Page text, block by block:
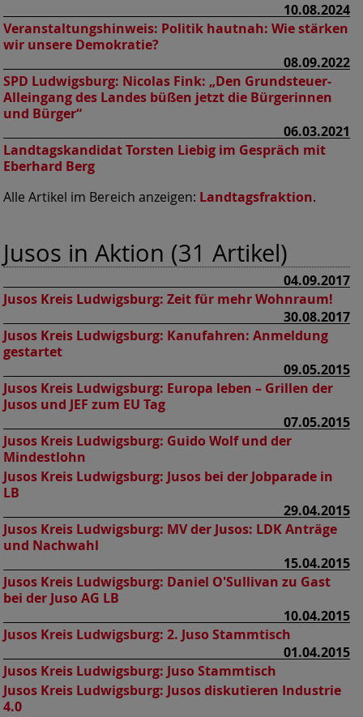
10.08.2024
Veranstaltungshinweis: Politik hautnah: Wie stärken
wir unsere Demokratie?
08.09.2022
SPD Ludwigsburg: Nicolas Fink: „Den Grundsteuer-
Alleingang des Landes büßen jetzt die Bürgerinnen
und Bürger“
06.03.2021
Landtagskandidat Torsten Liebig im Gespräch mit
Eberhard Berg
Alle Artikel im Bereich anzeigen: Landtagsfraktion.
Jusos in Aktion (31 Artikel)
04.09.2017
Jusos Kreis Ludwigsburg: Zeit für mehr Wohnraum!
30.08.2017
Jusos Kreis Ludwigsburg: Kanufahren: Anmeldung
gestartet
09.05.2015
Jusos Kreis Ludwigsburg: Europa leben – Grillen der
Jusos und JEF zum EU Tag
07.05.2015
Jusos Kreis Ludwigsburg: Guido Wolf und der
Mindestlohn
Jusos Kreis Ludwigsburg: Jusos bei der Jobparade in
LB
29.04.2015
Jusos Kreis Ludwigsburg: MV der Jusos: LDK Anträge
und Nachwahl
15.04.2015
Jusos Kreis Ludwigsburg: Daniel O'Sullivan zu Gast
bei der Juso AG LB
10.04.2015
Jusos Kreis Ludwigsburg: 2. Juso Stammtisch
01.04.2015
Jusos Kreis Ludwigsburg: Juso Stammtisch
Jusos Kreis Ludwigsburg: Jusos diskutieren Industrie
4.0